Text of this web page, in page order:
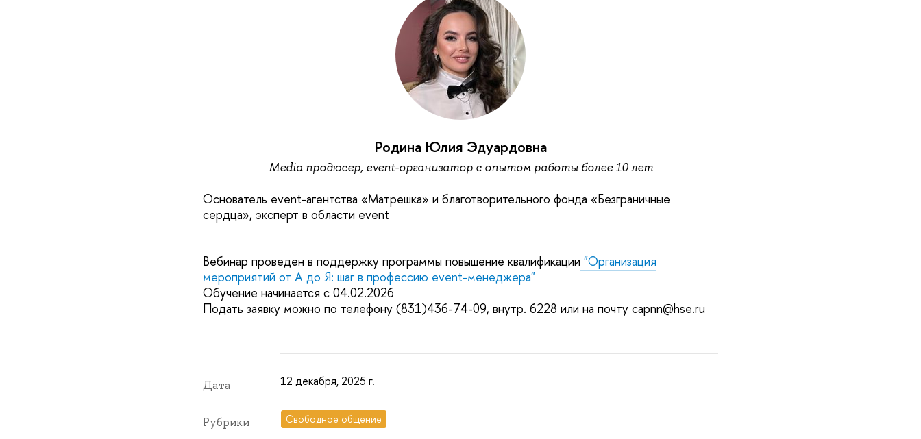
Родина Юлия Эдуардовна
Media продюсер, event-организатор с опытом работы более 10 лет
Основатель event-агентства «Матрешка» и благотворительного фонда «Безграничные
сердца», эксперт в области event
Вебинар проведен в поддержку программы повышение квалификации "Организация
мероприятий от А до Я: шаг в профессию event-менеджера"
Обучение начинается с 04.02.2026
Подать заявку можно по телефону (831)436-74-09, внутр. 6228 или на почту capnn@hse.ru
Дата 12 декабря, 2025 г.
Рубрики Свободное общение